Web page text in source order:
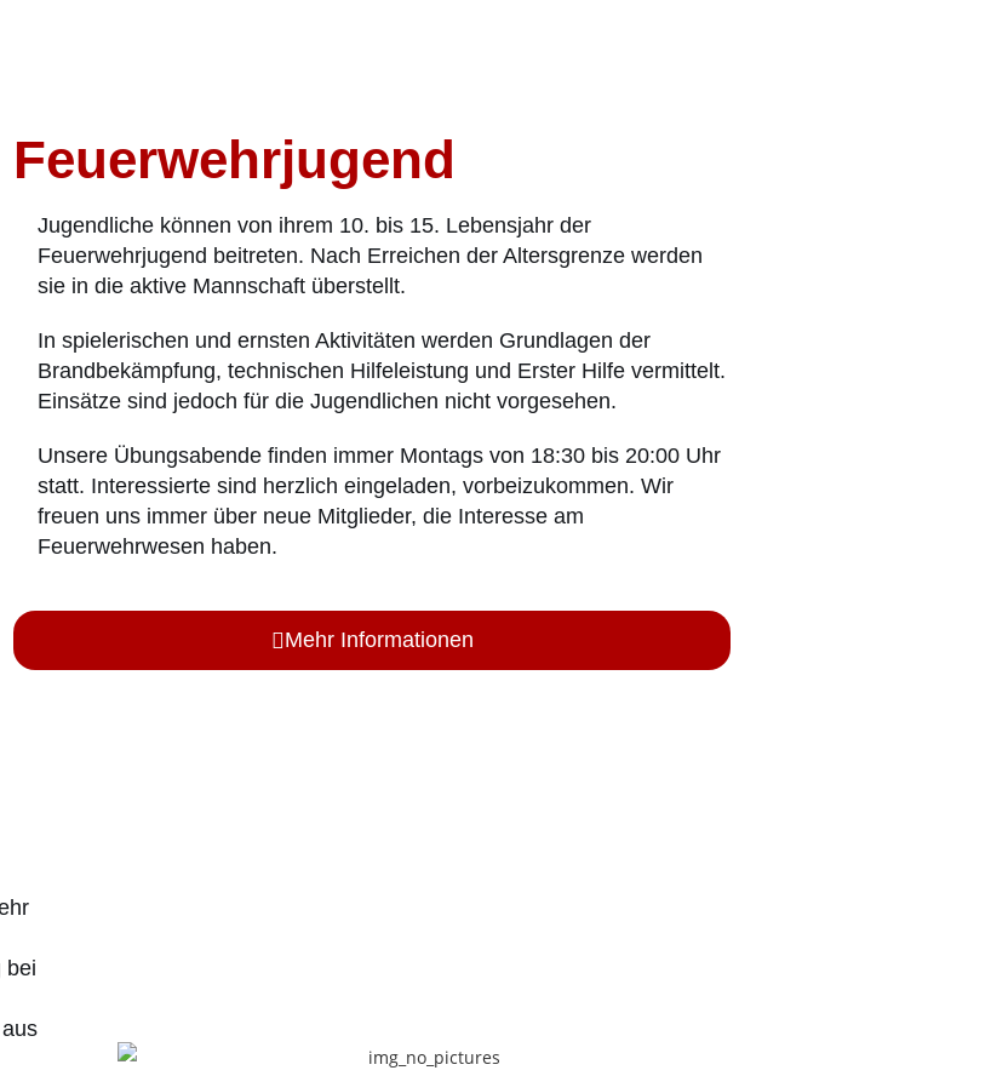
Feuerwehrjugend
Jugendliche können von ihrem 10. bis 15. Lebensjahr der
Feuerwehrjugend beitreten. Nach Erreichen der Altersgrenze werden
sie in die aktive Mannschaft überstellt.
In spielerischen und ernsten Aktivitäten werden Grundlagen der
Brandbekämpfung, technischen Hilfeleistung und Erster Hilfe vermittelt.
Einsätze sind jedoch für die Jugendlichen nicht vorgesehen.
Unsere Übungsabende finden immer Montags von 18:30 bis 20:00 Uhr
statt. Interessierte sind herzlich eingeladen, vorbeizukommen. Wir
freuen uns immer über neue Mitglieder, die Interesse am
Feuerwehrwesen haben.
Mehr Informationen
bei